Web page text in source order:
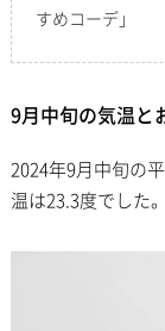
すめコーデ」
9月中旬の気温と
2024年9月中旬の
温は23.3度でした。